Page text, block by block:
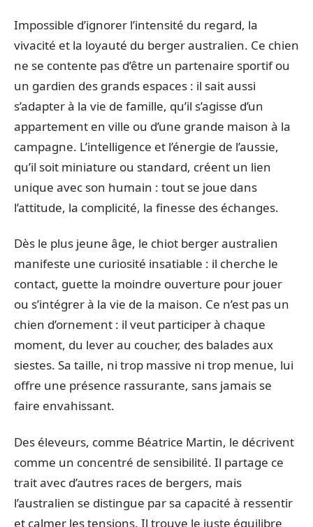
Impossible d’ignorer l’intensité du regard, la
vivacité et la loyauté du berger australien. Ce chien
ne se contente pas d’être un partenaire sportif ou
un gardien des grands espaces : il sait aussi
s’adapter à la vie de famille, qu’il s’agisse d’un
appartement en ville ou d’une grande maison à la
campagne. L’intelligence et l’énergie de l’aussie,
qu’il soit miniature ou standard, créent un lien
unique avec son humain : tout se joue dans
l’attitude, la complicité, la finesse des échanges.
Dès le plus jeune âge, le chiot berger australien
manifeste une curiosité insatiable : il cherche le
contact, guette la moindre ouverture pour jouer
ou s’intégrer à la vie de la maison. Ce n’est pas un
chien d’ornement : il veut participer à chaque
moment, du lever au coucher, des balades aux
siestes. Sa taille, ni trop massive ni trop menue, lui
offre une présence rassurante, sans jamais se
faire envahissant.
Des éleveurs, comme Béatrice Martin, le décrivent
comme un concentré de sensibilité. Il partage ce
trait avec d’autres races de bergers, mais
l’australien se distingue par sa capacité à ressentir
et calmer les tensions. Il trouve le juste équilibre